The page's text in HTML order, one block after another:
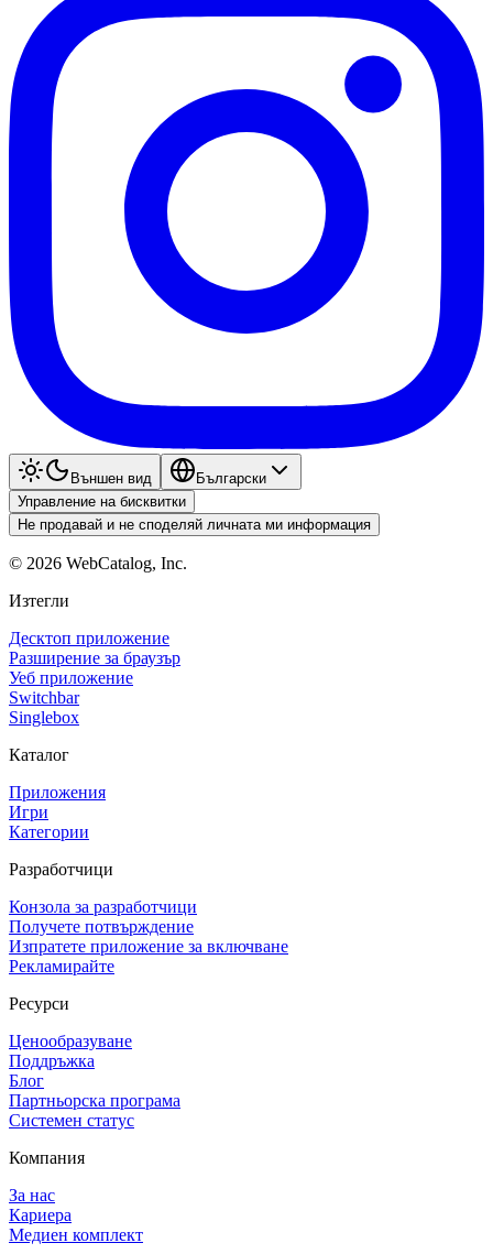
Външен вид
Български
Управление на бисквитки
Не продавай и не споделяй личната ми информация
© 2026 WebCatalog, Inc.
Изтегли
Десктоп приложение
Разширение за браузър
Уеб приложение
Switchbar
Singlebox
Каталог
Приложения
Игри
Категории
Разработчици
Конзола за разработчици
Получете потвърждение
Изпратете приложение за включване
Рекламирайте
Ресурси
Ценообразуване
Поддръжка
Блог
Партньорска програма
Системен статус
Компания
За нас
Кариера
Медиен комплект